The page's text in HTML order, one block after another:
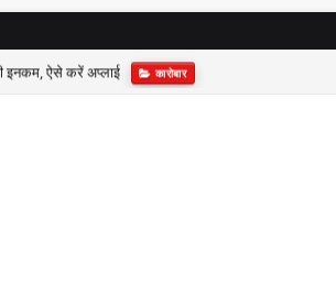
इनकम, ऐसे करें अप्लाई कारोबार